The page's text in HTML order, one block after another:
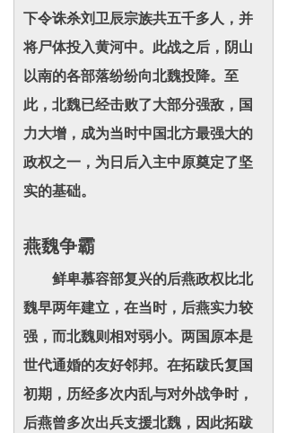
下令诛杀刘卫辰宗族共五千多人，并
将尸体投入黄河中。此战之后，阴山
以南的各部落纷纷向北魏投降。至
此，北魏已经击败了大部分强敌，国
力大增，成为当时中国北方最强大的
政权之一，为日后入主中原奠定了坚
实的基础。
燕魏争霸
鲜卑慕容部复兴的后燕政权比北
魏早两年建立，在当时，后燕实力较
强，而北魏则相对弱小。两国原本是
世代通婚的友好邻邦。在拓跋氏复国
初期，历经多次内乱与对外战争时，
后燕曾多次出兵支援北魏，因此拓跋